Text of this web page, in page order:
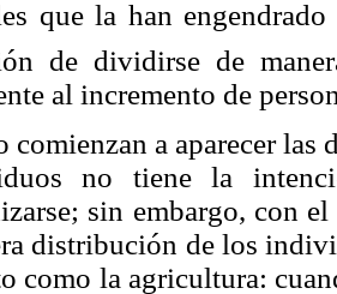
que la han
de dividirse de
al incremento de
comienzan a aparecer
no tiene la
sin embargo, con
distribución de los
como la agricultura: